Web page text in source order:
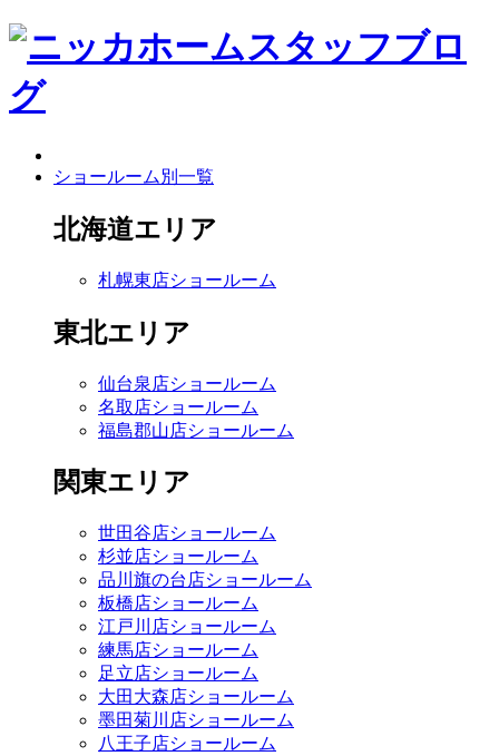
ショールーム別一覧
北海道エリア
札幌東店ショールーム
東北エリア
仙台泉店ショールーム
名取店ショールーム
福島郡山店ショールーム
関東エリア
世田谷店ショールーム
杉並店ショールーム
品川旗の台店ショールーム
板橋店ショールーム
江戸川店ショールーム
練馬店ショールーム
足立店ショールーム
大田大森店ショールーム
墨田菊川店ショールーム
八王子店ショールーム